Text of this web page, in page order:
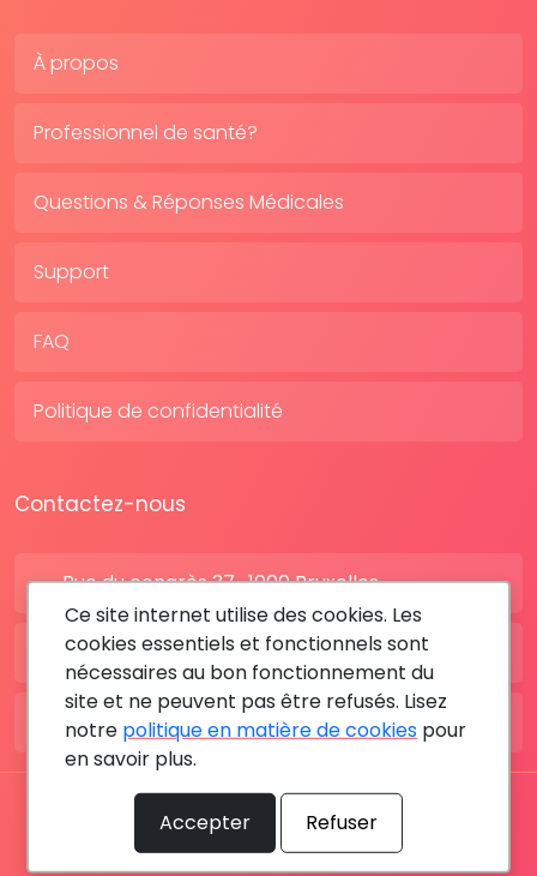
À propos
Professionnel de santé?
Questions & Réponses Médicales
Support
FAQ
Politique de confidentialité
Contactez-nous
Rue du congrès 37 , 1000 Bruxelles
BE: +32 28080227
FR: +33 183642895
Tous les droits sont réservés © 2026 RDV MÉDICAL By
MediaSatCom
Ce site internet utilise des cookies. Les
cookies essentiels et fonctionnels sont
nécessaires au bon fonctionnement du
site et ne peuvent pas être refusés. Lisez
notre politique en matière de cookies pour
en savoir plus.
Accepter Refuser